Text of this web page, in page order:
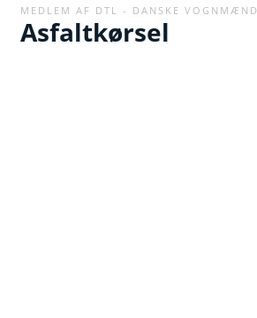
MEDLEM AF DTL - DANSKE VOGNMÆND
Asfaltkørsel